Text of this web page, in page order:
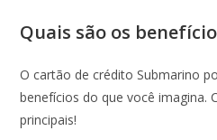
Quais são os
O cartão de crédito Submarino
benefícios do que você imagina.
principais!